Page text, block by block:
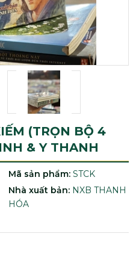
(TRỌN BỘ 4
& Y THANH
Mã sản phẩm: STCK
Nhà xuất bản: NXB THANH
HÓA